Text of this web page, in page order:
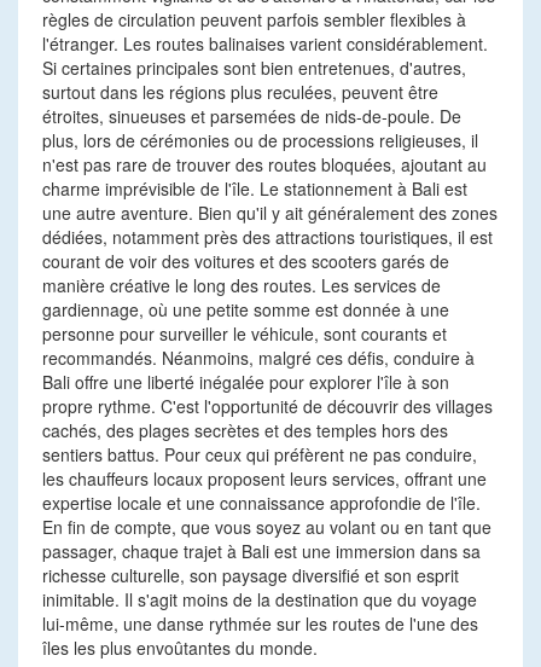
règles de circulation peuvent parfois sembler flexibles à
l'étranger. Les routes balinaises varient considérablement.
Si certaines principales sont bien entretenues, d'autres,
surtout dans les régions plus reculées, peuvent être
étroites, sinueuses et parsemées de nids-de-poule. De
plus, lors de cérémonies ou de processions religieuses, il
n'est pas rare de trouver des routes bloquées, ajoutant au
charme imprévisible de l'île. Le stationnement à Bali est
une autre aventure. Bien qu'il y ait généralement des zones
dédiées, notamment près des attractions touristiques, il est
courant de voir des voitures et des scooters garés de
manière créative le long des routes. Les services de
gardiennage, où une petite somme est donnée à une
personne pour surveiller le véhicule, sont courants et
recommandés. Néanmoins, malgré ces défis, conduire à
Bali offre une liberté inégalée pour explorer l'île à son
propre rythme. C'est l'opportunité de découvrir des villages
cachés, des plages secrètes et des temples hors des
sentiers battus. Pour ceux qui préfèrent ne pas conduire,
les chauffeurs locaux proposent leurs services, offrant une
expertise locale et une connaissance approfondie de l'île.
En fin de compte, que vous soyez au volant ou en tant que
passager, chaque trajet à Bali est une immersion dans sa
richesse culturelle, son paysage diversifié et son esprit
inimitable. Il s'agit moins de la destination que du voyage
lui-même, une danse rythmée sur les routes de l'une des
îles les plus envoûtantes du monde.